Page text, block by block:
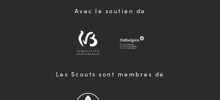
Avec le soutien de
Les Scouts sont membres de